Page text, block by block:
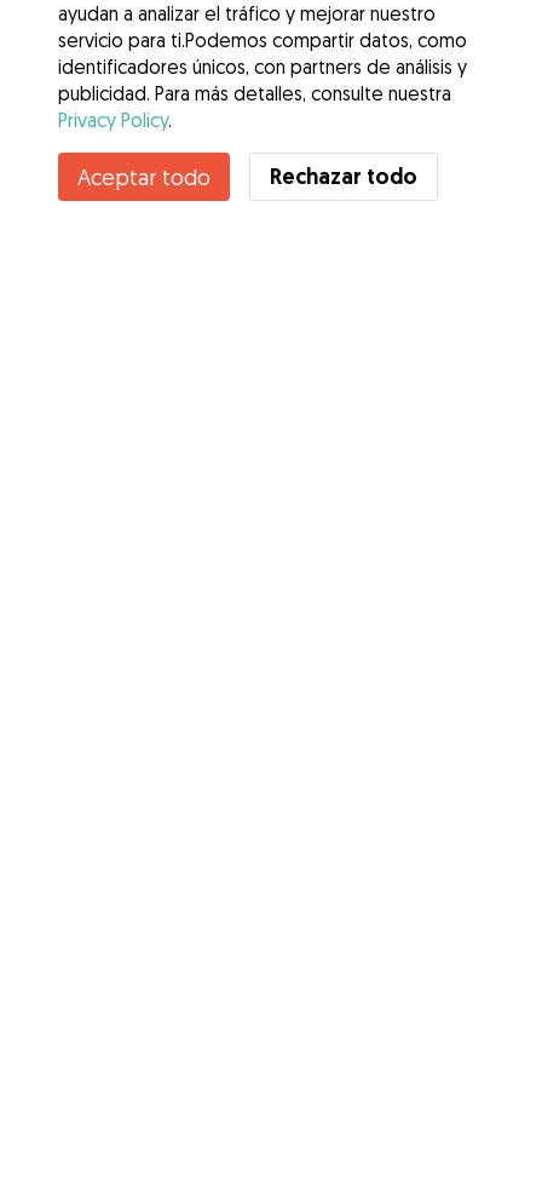
¿Conoces los Beneficios de Gudog? Ver más
ayudan a analizar el tráfico y mejorar nuestro
servicio para ti.Podemos compartir datos, como
identificadores únicos, con partners de análisis y
publicidad. Para más detalles, consulte nuestra
Privacy Policy.
Aceptar todo Rechazar todo